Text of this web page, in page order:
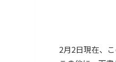
2月2日現在、